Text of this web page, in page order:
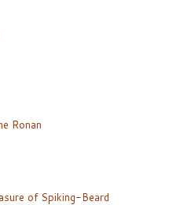
Ronan
of Spiking-Beard